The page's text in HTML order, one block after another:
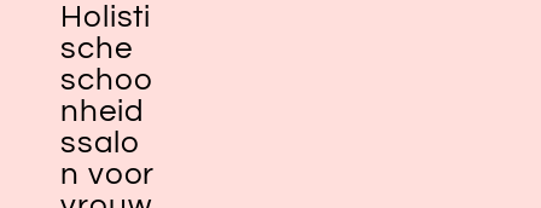
Holisti
sche
schoo
nheid
ssalo
n voor